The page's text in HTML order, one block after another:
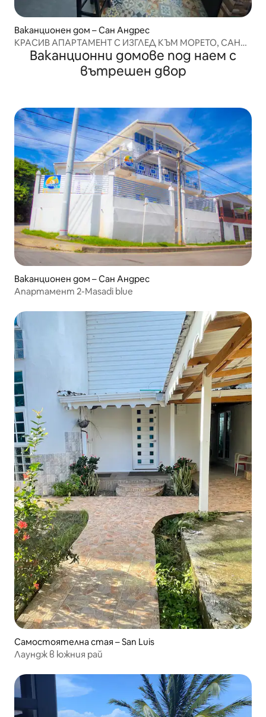
Ваканционен дом – Сан Андрес
КРАСИВ АПАРТАМЕНТ С ИЗГЛЕД КЪМ МОРЕТО, САН
АНДРЕС
Ваканционни домове под наем с
вътрешен двор
Ваканционен дом – Сан Андрес
Апартамент 2-Masadi blue
Самостоятелна стая – San Luis
Лаундж в южния рай